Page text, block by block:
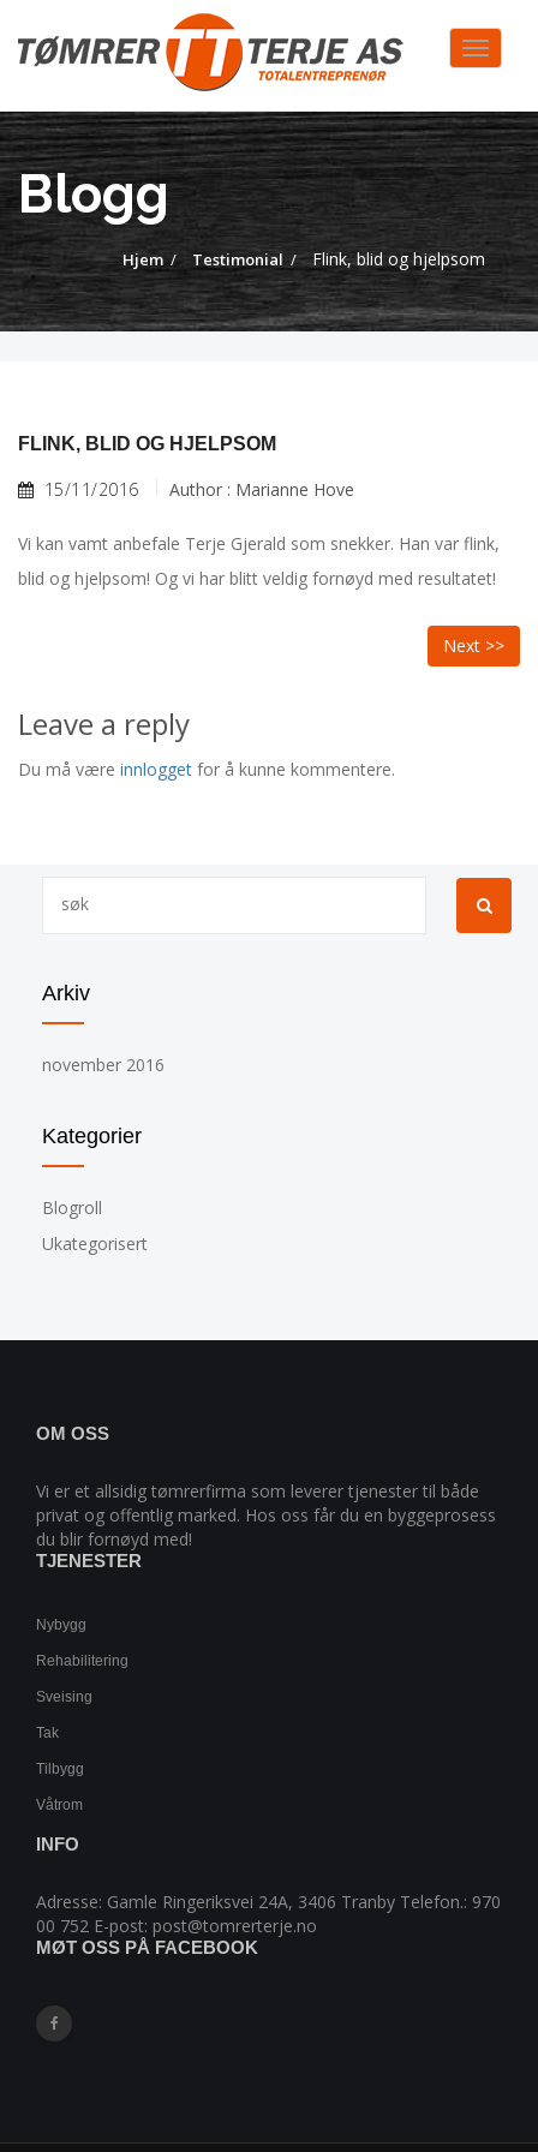
Toggle
Blogg
Hjem Testimonial Flink, blid og hjelpsom
FLINK, BLID OG HJELPSOM
15/11/2016 Author : Marianne Hove
Vi kan vamt anbefale Terje Gjerald som snekker. Han var flink,
blid og hjelpsom! Og vi har blitt veldig fornøyd med resultatet!
Next >>
Leave a reply
Du må være innlogget for å kunne kommentere.
Arkiv
november 2016
Kategorier
Blogroll
Ukategorisert
OM OSS
Vi er et allsidig tømrerfirma som leverer tjenester til både
privat og offentlig marked. Hos oss får du en byggeprosess
du blir fornøyd med!
TJENESTER
Nybygg
Rehabilitering
Sveising
Tak
Tilbygg
Våtrom
INFO
Adresse: Gamle Ringeriksvei 24A, 3406 Tranby Telefon.: 970
00 752 E-post: post@tomrerterje.no
MØT OSS PÅ FACEBOOK